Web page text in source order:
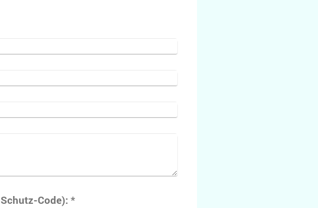
Captcha (Spam-Schutz-Code): *